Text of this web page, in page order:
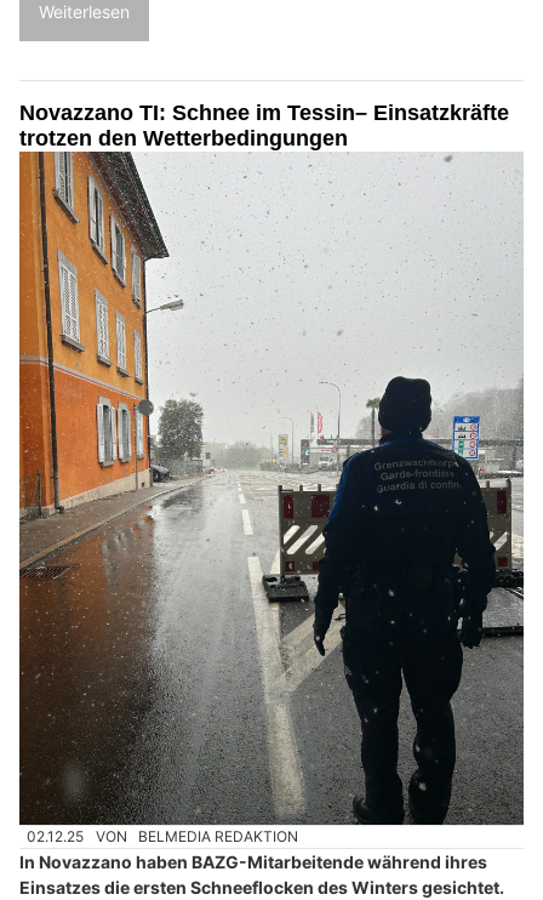
Weiterlesen
Novazzano TI: Schnee im Tessin– Einsatzkräfte
trotzen den Wetterbedingungen
02.12.25 VON BELMEDIA REDAKTION
In Novazzano haben BAZG-Mitarbeitende während ihres
Einsatzes die ersten Schneeflocken des Winters gesichtet.